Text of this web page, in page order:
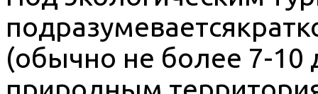
(обычно не более 7-